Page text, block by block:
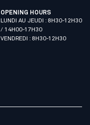
OPENING HOURS
LUNDI AU JEUDI : 8H30-12H30
/ 14H00-17H30
VENDREDI : 8H30-12H30